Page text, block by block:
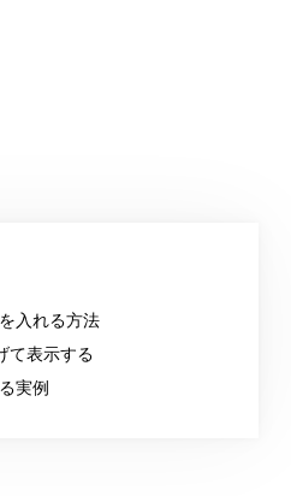
入れる方法
て表示する
実例